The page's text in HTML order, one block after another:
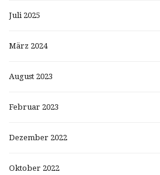
Juli 2025
März 2024
August 2023
Februar 2023
Dezember 2022
Oktober 2022